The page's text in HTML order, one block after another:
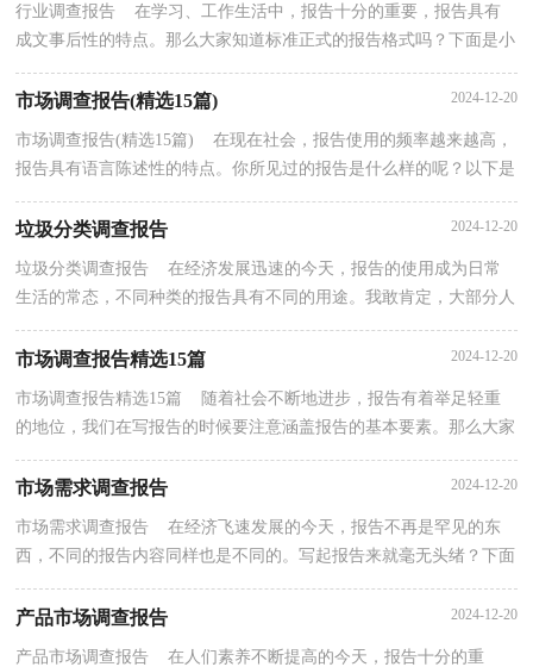
行业调查报告 在学习、工作生活中，报告十分的重要，报告具有
成文事后性的特点。那么大家知道标准正式的报告格式吗？下面是小
市场调查报告(精选15篇) 2024-12-20
市场调查报告(精选15篇) 在现在社会，报告使用的频率越来越高，
报告具有语言陈述性的特点。你所见过的报告是什么样的呢？以下是
垃圾分类调查报告 2024-12-20
垃圾分类调查报告 在经济发展迅速的今天，报告的使用成为日常
生活的常态，不同种类的报告具有不同的用途。我敢肯定，大部分人
都对写报告很是头疼的，下面是小编帮大家整理的垃圾...
市场调查报告精选15篇 2024-12-20
市场调查报告精选15篇 随着社会不断地进步，报告有着举足轻重
的地位，我们在写报告的时候要注意涵盖报告的基本要素。那么大家
市场需求调查报告 2024-12-20
市场需求调查报告 在经济飞速发展的今天，报告不再是罕见的东
西，不同的报告内容同样也是不同的。写起报告来就毫无头绪？下面
是小编为大家收集的市场需求调查报告，欢迎阅读，希望...
产品市场调查报告 2024-12-20
产品市场调查报告 在人们素养不断提高的今天，报告十分的重